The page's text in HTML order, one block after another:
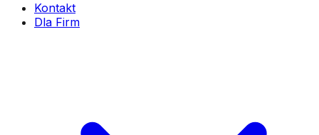
Kontakt
Dla Firm